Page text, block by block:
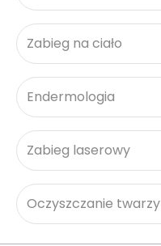
Zabieg na ciało
Endermologia
Zabieg laserowy
Oczyszczanie twarzy